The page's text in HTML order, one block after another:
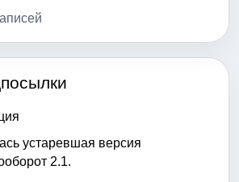
устаревшая версия
2.1.